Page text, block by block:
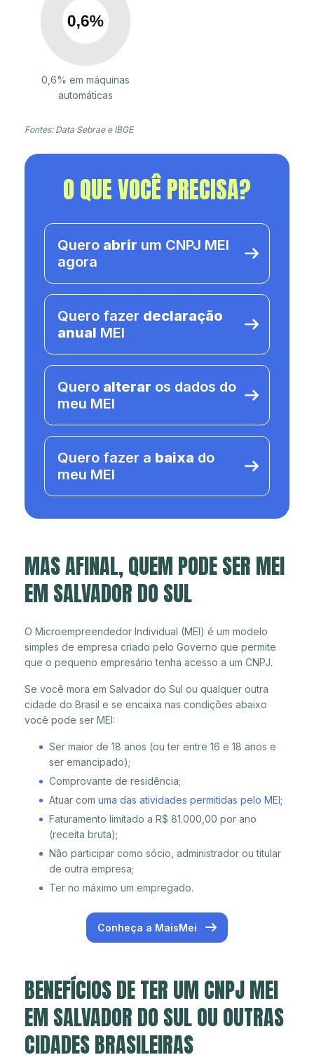
0,6% em máquinas
automáticas
Fontes: Data Sebrae e IBGE
O QUE VOCÊ PRECISA?
Quero abrir um CNPJ MEI
agora
Quero fazer declaração
anual MEI
Quero alterar os dados do
meu MEI
Quero fazer a baixa do
meu MEI
MAS AFINAL, QUEM PODE SER MEI
EM SALVADOR DO SUL
O Microempreendedor Individual (MEI) é um modelo
simples de empresa criado pelo Governo que permite
que o pequeno empresário tenha acesso a um CNPJ.
Se você mora em Salvador do Sul ou qualquer outra
cidade do Brasil e se encaixa nas condições abaixo
você pode ser MEI:
Ser maior de 18 anos (ou ter entre 16 e 18 anos e
ser emancipado);
Comprovante de residência;
Atuar com uma das atividades permitidas pelo MEI;
Faturamento limitado a R$ 81.000,00 por ano
(receita bruta);
Não participar como sócio, administrador ou titular
de outra empresa;
Ter no máximo um empregado.
Conheça a MaisMei
BENEFÍCIOS DE TER UM CNPJ MEI
EM SALVADOR DO SUL OU OUTRAS
CIDADES BRASILEIRAS